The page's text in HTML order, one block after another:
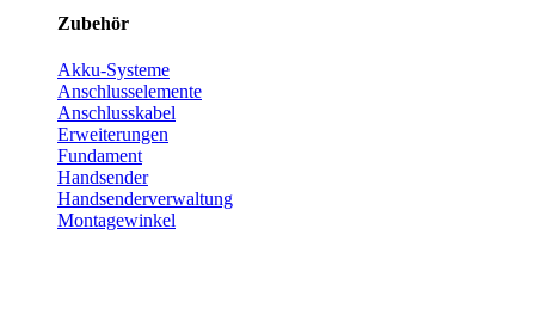
Zubehör
Akku-Systeme
Anschlusselemente
Anschlusskabel
Erweiterungen
Fundament
Handsender
Handsenderverwaltung
Montagewinkel